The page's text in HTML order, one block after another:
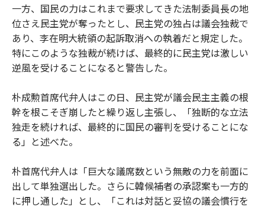
一方、国民の力はこれまで要求してきた法制委員長の地
位さえ民主党が奪ったとし、民主党の独占は議会独裁で
あり、李在明大統領の起訴取消への執着だと規定した。
特にこのような独裁が続けば、最終的に民主党は激しい
逆風を受けることになると警告した。
朴成勲首席代弁人はこの日、民主党が議会民主主義の根
幹を根こそぎ崩したと繰り返し主張し、「独断的な立法
独走を続ければ、最終的に国民の審判を受けることにな
る」と述べた。
朴首席代弁人は「巨大な議席数という無敵の力を前面に
出して単独選出した。さらに韓候補者の承認案も一方的
に押し通した」とし、「これは対話と妥協の議会慣行を